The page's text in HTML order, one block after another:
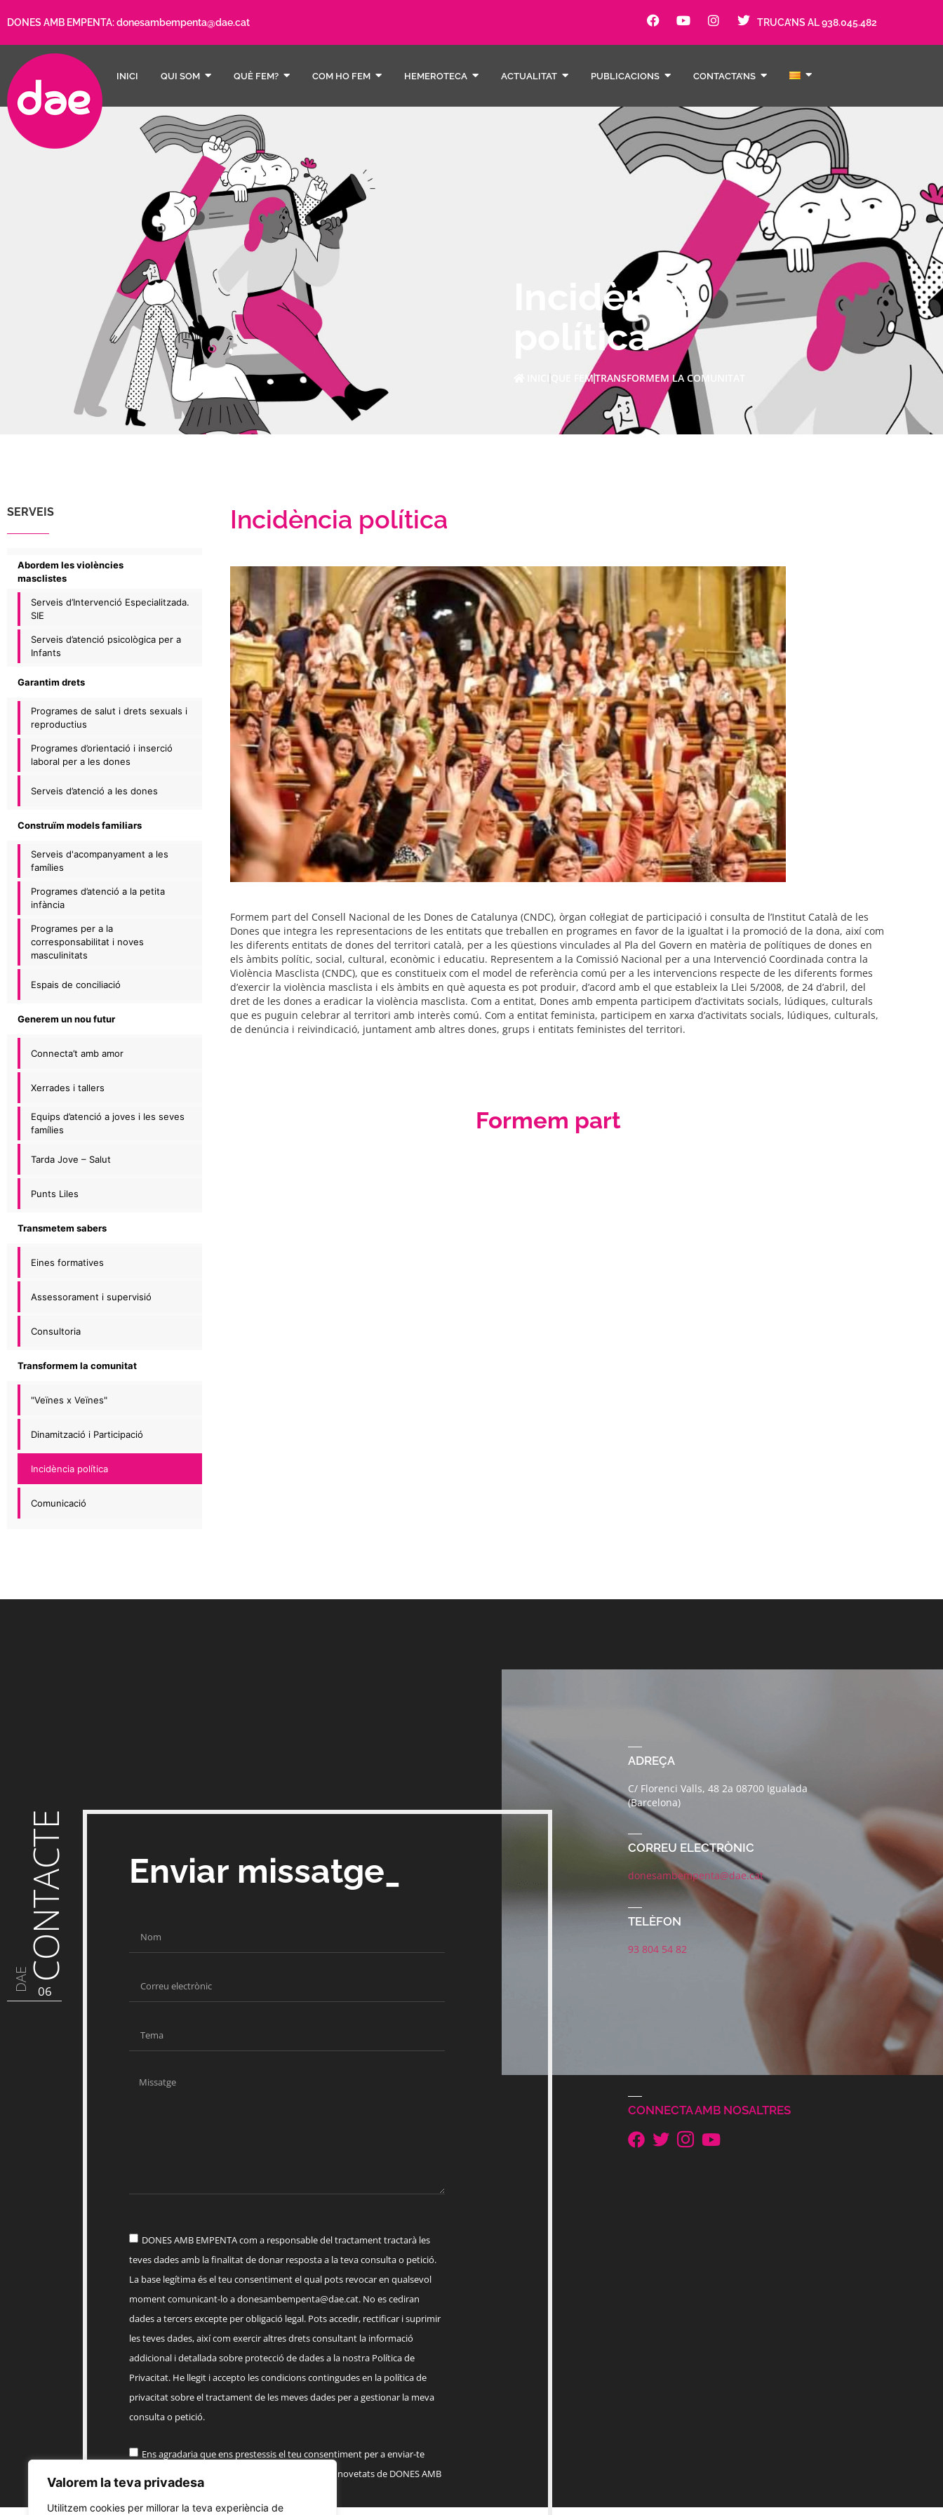
Valorem la teva privadesa
Utilitzem cookies per millorar la teva experiència de
DONES AMB EMPENTA:donesambempenta@dae.cat TRUCA’NS AL 938.045.482
INICI QUI SOM QUÈ FEM? COM HO FEM HEMEROTECA ACTUALITAT PUBLICACIONS CONTACTA’NS
Incidència
política
QUE FEMTRANSFORMEM LA COMUNITAT
SERVEIS
Abordem les violències
masclistes
Serveis d’Intervenció Especialitzada.
SIE
Serveis d’atenció psicològica per a
Infants
Garantim drets
Programes de salut i drets sexuals i
reproductius
Programes d’orientació i inserció
laboral per a les dones
Serveis d’atenció a les dones
Construïm models familiars
Serveis d'acompanyament a les
famílies
Programes d’atenció a la petita
infància
Programes per a la
corresponsabilitat i noves
masculinitats
Espais de conciliació
Generem un nou futur
Connecta’t amb amor
Xerrades i tallers
Equips d’atenció a joves i les seves
famílies
Tarda Jove – Salut
Punts Liles
Transmetem sabers
Eines formatives
Assessorament i supervisió
Consultoria
Transformem la comunitat
"Veïnes x Veïnes"
Dinamització i Participació
Incidència política
Comunicació
Incidència política
Formem part del Consell Nacional de les Dones de Catalunya (CNDC), òrgan col·legiat de participació i consulta de l’Institut Català de les
Dones que integra les representacions de les entitats que treballen en programes en favor de la igualtat i la promoció de la dona, així com
les diferents entitats de dones del territori català, per a les qüestions vinculades al Pla del Govern en matèria de polítiques de dones en
els àmbits polític, social, cultural, econòmic i educatiu. Representem a la Comissió Nacional per a una Intervenció Coordinada contra la
Violència Masclista (CNDC), que es constitueix com el model de referència comú per a les intervencions respecte de les diferents formes
d’exercir la violència masclista i els àmbits en què aquesta es pot produir, d’acord amb el que estableix la Llei 5/2008, de 24 d’abril, del
dret de les dones a eradicar la violència masclista. Com a entitat, Dones amb empenta participem d’activitats socials, lúdiques, culturals
que es puguin celebrar al territori amb interès comú. Com a entitat feminista, participem en xarxa d’activitats socials, lúdiques, culturals,
de denúncia i reivindicació, juntament amb altres dones, grups i entitats feministes del territori.
Formem part
DAE CONTACTE
06
Enviar missatge_
DONES AMB EMPENTA com a responsable del tractament tractarà les
teves dades amb la finalitat de donar resposta a la teva consulta o petició.
La base legítima és el teu consentiment el qual pots revocar en qualsevol
moment comunicant-lo adonesambempenta@dae.cat. No es cediran
dades a tercers excepte per obligació legal. Pots accedir, rectificar i suprimir
les teves dades, així com exercir altres drets consultant la informació
addicional i detallada sobre protecció de dades a la nostra Política de
Privacitat. He llegit i accepto les condicions contingudes en la política de
privacitat sobre el tractament de les meves dades per a gestionar la meva
consulta o petició.
Ens agradaria que ens prestessis el teu consentiment per a enviar-te
informació comercial sobre els productes, serveis, novetats de DONES AMB
EMPENTA
ADREÇA
C/ Florenci Valls, 48 2a 08700 Igualada
(Barcelona)
CORREU ELECTRÒNIC
donesambempenta@dae.cat
TELÈFON
93 804 54 82
CONNECTA AMB NOSALTRES